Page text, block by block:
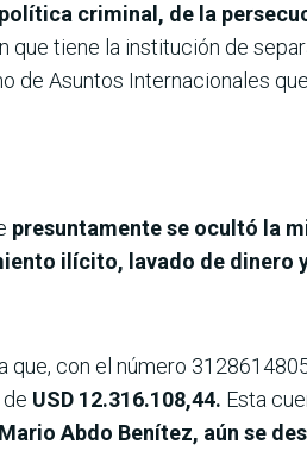
criminal, de la
que tiene la institución de
de Asuntos Internacionales
presuntamente se ocultó la
ilícito, lavado de dinero
con el número
USD 12.316.108,44. Esta
Mario Abdo Benítez, aún se